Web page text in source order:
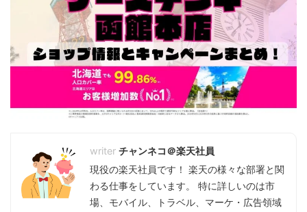
チャンネコ＠楽天社員
現役の楽天社員です！ 楽天の様々な部署と関
わる仕事をしています。 特に詳しいのは市
場、モバイル、トラベル、マーケ・広告領域